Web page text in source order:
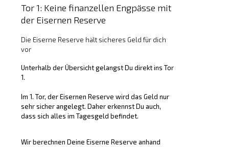
Tor 1: Keine finanzellen Engpässe mit
der Eisernen Reserve
Die Eiserne Reserve hält sicheres Geld für dich
vor
Unterhalb der Übersicht gelangst Du direkt ins Tor
1.
Im 1. Tor, der Eisernen Reserve wird das Geld nur
sehr sicher angelegt. Daher erkennst Du auch,
dass sich alles im Tagesgeld befindet.
Wir berechnen Deine Eiserne Reserve anhand